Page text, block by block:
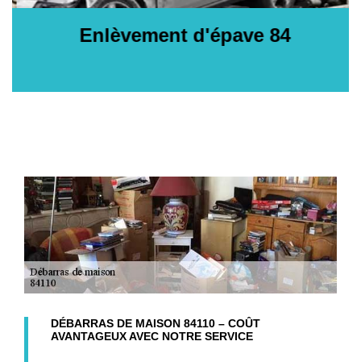
Enlèvement d'épave 84
DÉBARRAS DE MAISON 84110 – COÛT
AVANTAGEUX AVEC NOTRE SERVICE